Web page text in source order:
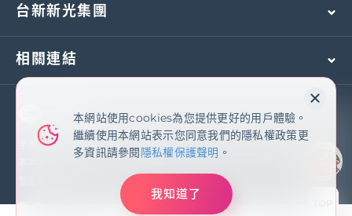
台新新光集團
相關連結
手機及國外客服專線：(02)2171-1055
臺灣新光商業銀行股份有限公司
本網站使用cookies為您提供更好的用戶體驗。
繼續使用本網站表示您同意我們的隱私權政策更
多資訊請參閱隱私權保護聲明 。
我知道了
繼續使用本網站表示您同意我們的隱私權政策更
多資訊請參閱隱私權保護聲明
我知道了